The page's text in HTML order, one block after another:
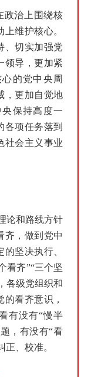
治上围绕核
维护核心。
、切实加强党
领导，更加紧
的党中央周
，更加自觉地
保持高度一
各项任务落到
社会主义事业
论和路线方针
齐，做到党中
坚决执行、
看齐”“三个坚
各级党组织和
看齐意识，
有没有“慢半
，有没有“看
、校准。